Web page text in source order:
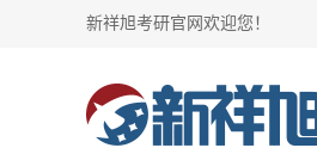
新祥旭考研官网欢迎您！